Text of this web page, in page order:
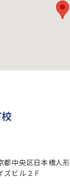
都中央区日本橋人
ズビル２Ｆ